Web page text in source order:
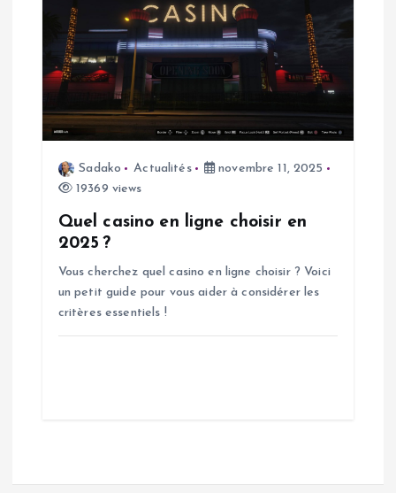
e
Sadako Actualités
novembre 11, 2025
19369 views
Quel casino en ligne choisir en
2025 ?
Vous cherchez quel casino en ligne choisir ? Voici
un petit guide pour vous aider à considérer les
critères essentiels !